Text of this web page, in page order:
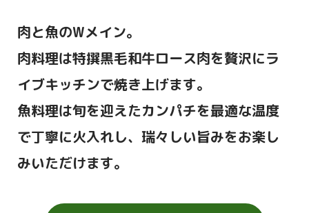
＜デザート＞
シャインマスカットのテラミス仕立て
スープと共に
季節のソルベ
本日の焼き菓子
肉と魚のWメイン。
肉料理は特撰黒毛和牛ロース肉を贅沢にラ
イブキッチンで焼き上げます。
魚料理は旬を迎えたカンパチを最適な温度
で丁寧に火入れし、瑞々しい旨みをお楽し
みいただけます。